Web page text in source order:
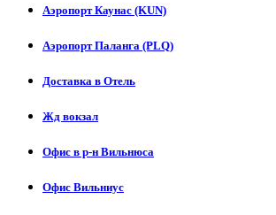
Аэропорт Каунас (KUN)
Аэропорт Паланга (PLQ)
Доставка в Отель
Жд вокзал
Офис в р-н Вильнюса
Офис Вильниус